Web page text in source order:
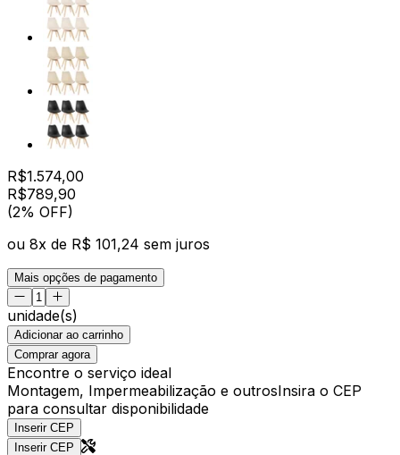
R$1.574,00
R$789,90
(2% OFF)
ou 8x de R$ 101,24 sem juros
Mais opções de pagamento
unidade(s)
Adicionar ao carrinho
Comprar agora
Encontre o serviço ideal
Montagem, Impermeabilização e outrosInsira o CEP
para consultar disponibilidade
Inserir CEP
Inserir CEP